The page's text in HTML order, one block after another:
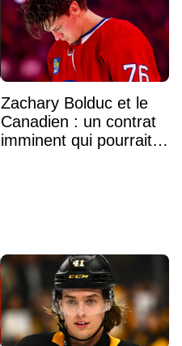
Zachary Bolduc et le
Canadien : un contrat
imminent qui pourrait